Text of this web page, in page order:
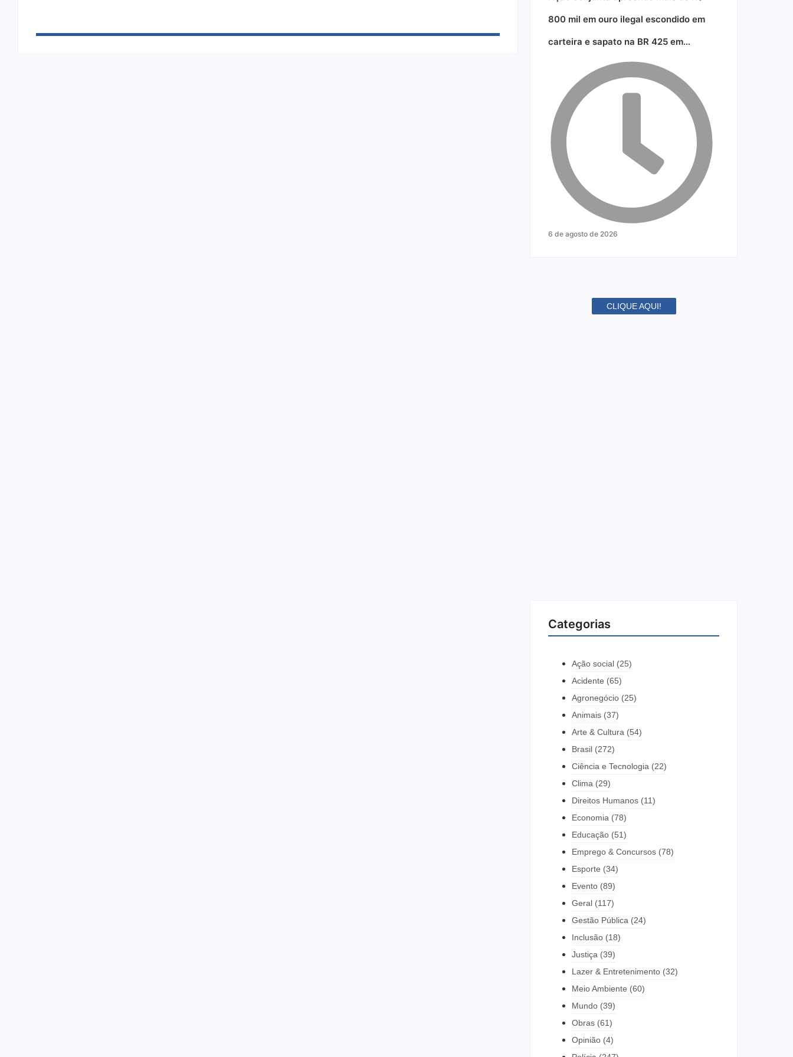
800 mil em ouro ilegal escondido em
carteira e sapato na BR 425 em…
6 de agosto de 2026
CLIQUE AQUI!
Categorias
Ação social (25)
Acidente (65)
Agronegócio (25)
Animais (37)
Arte & Cultura (54)
Brasil (272)
Ciência e Tecnologia (22)
Clima (29)
Direitos Humanos (11)
Economia (78)
Educação (51)
Emprego & Concursos (78)
Esporte (34)
Evento (89)
Geral (117)
Gestão Pública (24)
Inclusão (18)
Justiça (39)
Lazer & Entretenimento (32)
Meio Ambiente (60)
Mundo (39)
Obras (61)
Opinião (4)